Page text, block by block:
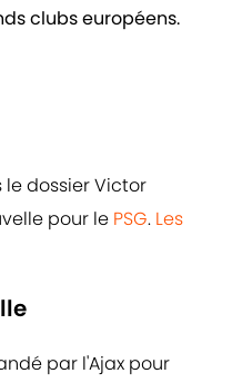
clubs européens.
dossier Victor
pour le PSG. Les
par l'Ajax pour